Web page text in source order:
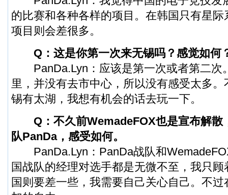
的比赛和各种各样的项目。在韩国只有星
项目则会差很多。
Q：这是你第一次来无锡吗？感觉如何
PanDa.Lyn：应该是第一次或者第二次
里，并没有去市中心，所以没有感受太多
锡有太湖，我想有机会的话去玩一下。
Q：不久前WemadeFOX也是宣布解散
队PanDa，感受如何。
PanDa.Lyn：PanDa战队和
国战队的经理对选手都是无微不至，我只
国则要差一些，我需要自己关心自己。不